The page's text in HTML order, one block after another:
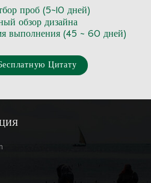
проб (5~10 дней)
обзор дизайна
выполнения (45 ~ 60 дней)
Цитату